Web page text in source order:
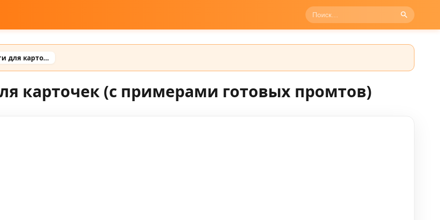
Промт для нейросети для карточек (с примерами готовых промтов)
карточек (с примерами готовых промтов)